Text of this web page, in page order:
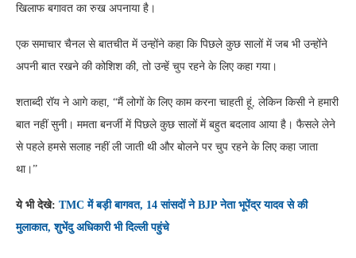
खिलाफ बगावत का रुख अपनाया है।
एक समाचार चैनल से बातचीत में उन्होंने कहा कि पिछले कुछ सालों में जब भी उन्होंने
अपनी बात रखने की कोशिश की, तो उन्हें चुप रहने के लिए कहा गया।
शताब्दी रॉय ने आगे कहा, “मैं लोगों के लिए काम करना चाहती हूं, लेकिन किसी ने हमारी
बात नहीं सुनी। ममता बनर्जी में पिछले कुछ सालों में बहुत बदलाव आया है। फैसले लेने
से पहले हमसे सलाह नहीं ली जाती थी और बोलने पर चुप रहने के लिए कहा जाता
था।”
ये भी देखे: TMC में बड़ी बागवत, 14 सांसदों ने BJP नेता भूपेंद्र यादव से की
मुलाकात, शुभेंदु अधिकारी भी दिल्ली पहुंचे